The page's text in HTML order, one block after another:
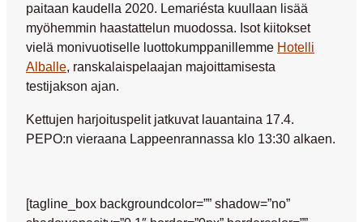
paitaan kaudella 2020. Lemariésta kuullaan lisää
myöhemmin haastattelun muodossa. Isot kiitokset
vielä monivuotiselle luottokumppanillemme Hotelli
Alballe, ranskalaispelaajan majoittamisesta
testijakson ajan.
Kettujen harjoituspelit jatkuvat lauantaina 17.4.
PEPO:n vieraana Lappeenrannassa klo 13:30 alkaen.
[tagline_box backgroundcolor=”” shadow=”no”